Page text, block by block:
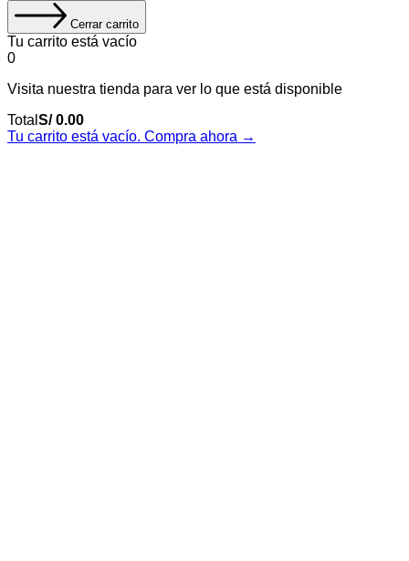
Cerrar carrito
Tu carrito está vacío
0
Visita nuestra tienda para ver lo que está disponible
Total S/0.00
Tu carrito está vacío. Compra ahora →